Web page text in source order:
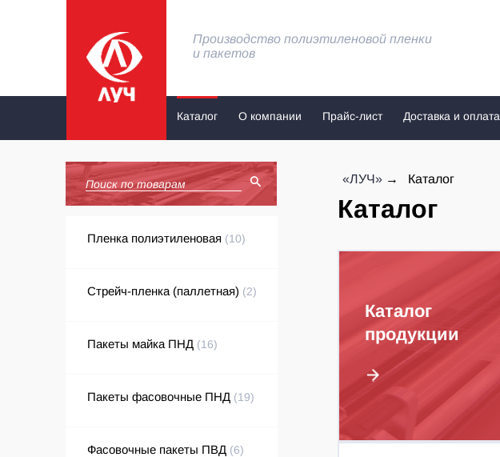
Производство полиэтиленовой пленки
и пакетов
Каталог О компании Прайс-лист Доставка и оплата
Пленка полиэтиленовая (10)
Стрейч-пленка (паллетная) (2)
Пакеты майка ПНД (16)
Пакеты фасовочные ПНД (19)
Фасовочные пакеты ПВД (6)
«ЛУЧ» Каталог
Каталог
Каталог
продукции